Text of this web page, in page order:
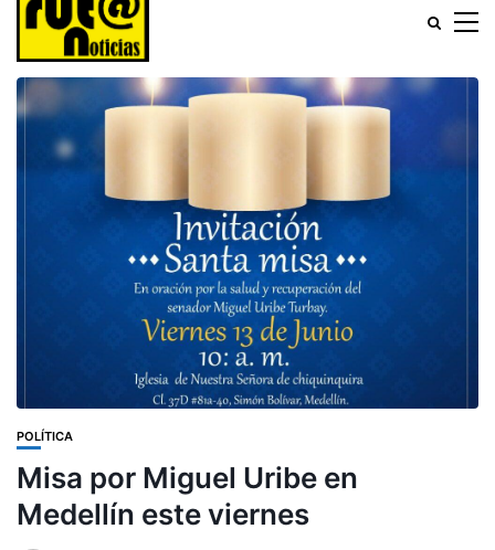
POLÍTICA
Misa por Miguel Uribe en
Medellín este viernes